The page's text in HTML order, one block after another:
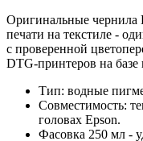
Оригинальные чернила
печати на текстиле -
с проверенной
DTG-принтеров на
Тип: водные
Совместимость:
головах Epson.
Фасовка 250 мл -